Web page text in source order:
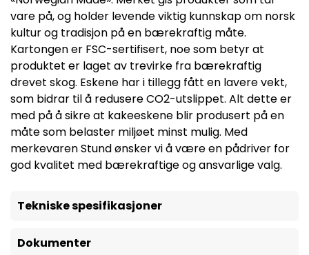
vare på, og holder levende viktig kunnskap om norsk
kultur og tradisjon på en bærekraftig måte.
Kartongen er FSC-sertifisert, noe som betyr at
produktet er laget av trevirke fra bærekraftig
drevet skog. Eskene har i tillegg fått en lavere vekt,
som bidrar til å redusere CO2-utslippet. Alt dette er
med på å sikre at kakeeskene blir produsert på en
måte som belaster miljøet minst mulig. Med
merkevaren Stund ønsker vi å være en pådriver for
god kvalitet med bærekraftige og ansvarlige valg.
Tekniske spesifikasjoner
Dokumenter